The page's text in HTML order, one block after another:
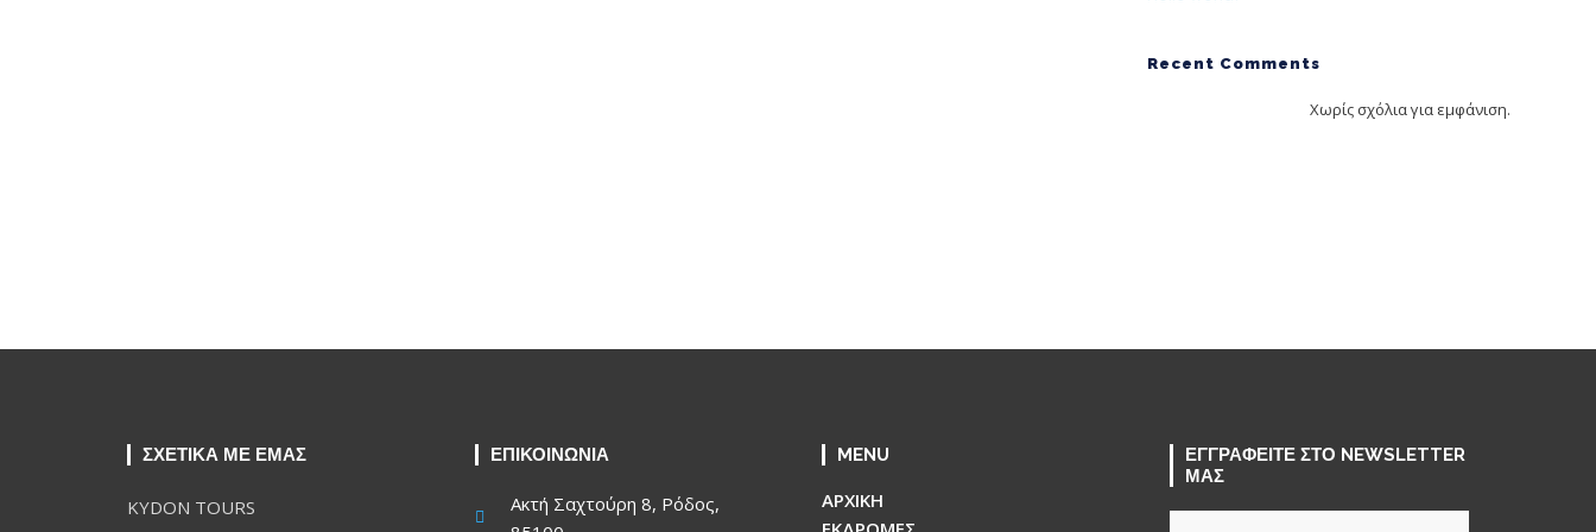
Recent Comments
Χωρίς σχόλια για εμφάνιση.
ΣΧΕΤΙΚΑ ΜΕ ΕΜΑΣ
KYDON TOURS
ΕΠΙΚΟΙΝΩΝΙΑ
Ακτή Σαχτούρη 8, Ρόδος,
MENU
ΑΡΧΙΚΗ
ΕΓΓΡΑΦΕΙΤΕ ΣΤΟ NEWSLETTER
ΜΑΣ